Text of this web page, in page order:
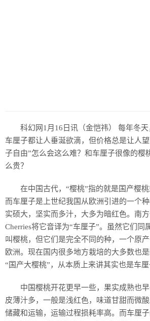
科幻网1月16日讯（金恺祎） 每年冬
车厘子都让人垂涎欲滴，但价格总是让人
子自由”怎么会这么难？和车厘子很像的樱
么贵？
在中国古代，“樱桃”指的就是国产樱桃
而车厘子是上世纪我国从欧洲引进的一个
实硕大，坚实而多汁，大多为暗红色。南
Cherries将它音译为“车厘子”。虽然它们同
叫樱桃，但它们是完全不同的种，一个原
欧洲。现在国内很多地方栽培的大多数也
“国产大樱桃”，从本质上来讲其实也是车厘
中国樱桃开花更早一些，果实成熟也早
皮薄汁多，一般是浅红色，味道甘甜而微
储藏和运输，运输过程损耗率高。而车厘子